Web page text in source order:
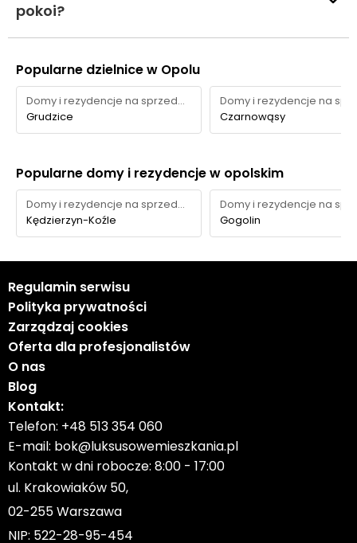
pokoi?
Popularne dzielnice w Opolu
Domy i rezydencje na sprzedaż
Grudzice
Czarnowąsy
Popularne domy i rezydencje w opolskim
Domy i rezydencje na sprzedaż
Kędzierzyn-Koźle
Gogolin
Regulamin serwisu
Polityka prywatności
Zarządzaj cookies
Oferta dla profesjonalistów
O nas
Blog
Kontakt:
Telefon: +48 513 354 060
E-mail: bok@luksusowemieszkania.pl
Kontakt w dni robocze: 8:00 - 17:00
ul. Krakowiaków 50,
02-255 Warszawa
NIP: 522-28-95-454